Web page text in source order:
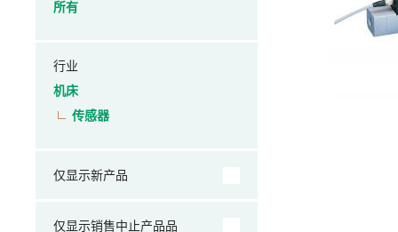
所有
行业
机床
传感器
仅显示新产品
仅显示销售中止产品品